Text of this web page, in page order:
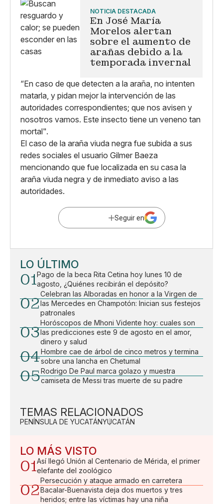
NOTICIA DESTACADA
En José María
Morelos alertan
sobre el aumento de
arañas debido a la
temporada invernal
“En caso de que detecten a la araña, no intenten
matarla, y pidan mejor la intervención de las
autoridades correspondientes; que nos avisen y
nosotros vamos. Este insecto tiene un veneno tan
mortal".
El caso de la araña viuda negra fue subida a sus
redes sociales el usuario Gilmer Baeza
mencionando que fue localizada en su casa la
araña viuda negra y de inmediato aviso a las
autoridades.
Seguir en
LO ÚLTIMO
01Pago de la beca Rita Cetina hoy lunes 10 de
agosto, ¿Quiénes recibirán el depósito?
02
Celebran las Alboradas en honor a la Virgen de
las Mercedes en Champotón: Inician sus festejos
patronales
03
Horóscopos de Mhoni Vidente hoy: cuales son
las predicciones este 9 de agosto en el amor,
dinero y salud
04Hombre cae de árbol de cinco metros y termina
sobre una lancha en Chetumal
05Rodrigo De Paul marca golazo y muestra
camiseta de Messi tras muerte de su padre
TEMAS RELACIONADOS
PENÍNSULA DE YUCATÁNYUCATÁN
LO MÁS VISTO
01Así llegó Unión al Centenario de Mérida, el primer
elefante del zoológico
02
Persecución y ataque armado en carretera
Bacalar-Buenavista deja dos muertos y tres
heridos; entre las víctimas hay una niña